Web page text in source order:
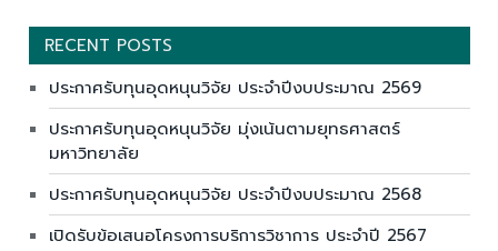
RECENT POSTS
ประกาศรับทุนอุดหนุนวิจัย ประจำปีงบประมาณ 2569
ประกาศรับทุนอุดหนุนวิจัย มุ่งเน้นตามยุทธศาสตร์
มหาวิทยาลัย
ประกาศรับทุนอุดหนุนวิจัย ประจำปีงบประมาณ 2568
เปิดรับข้อเสนอโครงการบริการวิชาการ ประจำปี 2567